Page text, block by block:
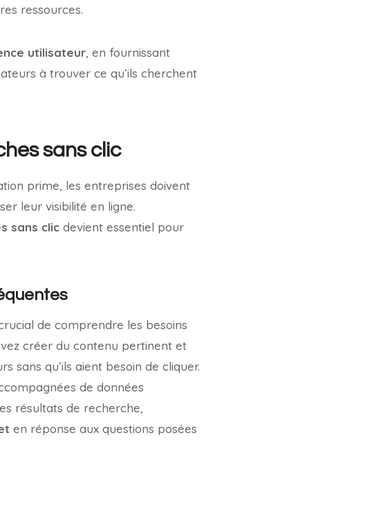
ressources.
utilisateur, en fournissant
à trouver ce qu’ils cherchent
sans clic
prime, les entreprises doivent
leur visibilité en ligne.
sans clic devient essentiel pour
de comprendre les besoins
créer du contenu pertinent et
sans qu’ils aient besoin de cliquer.
de données
résultats de recherche,
en réponse aux questions posées